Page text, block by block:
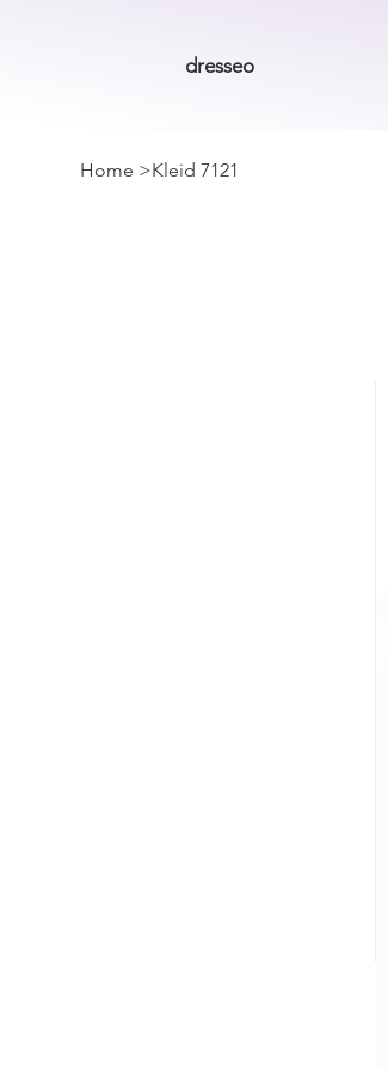
dresseo
Home >Kleid 7121